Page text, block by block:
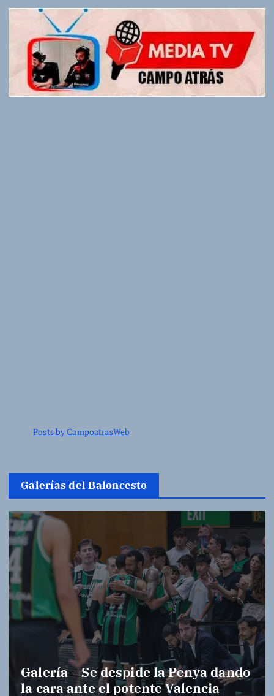
Posts by CampoatrasWeb
Galerías del Baloncesto
Galería – Se despide la Penya dando
la cara ante el potente Valencia